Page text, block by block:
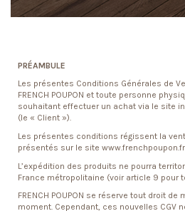
PRÉAMBULE
Les présentes Conditions Générales de
FRENCH POUPON et toute personne
souhaitant effectuer un achat via le site
(le « Client »).
Les présentes conditions régissent la
présentés sur le site www.frenchpoupon.fr
L’expédition des produits ne pourra
France métropolitaine (voir article 9 pour
FRENCH POUPON se réserve tout droit de
moment. Cependant, ces nouvelles CGV